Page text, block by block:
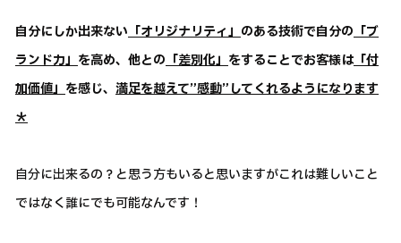
自分にしか出来ない 「オリジナリティ」 のある技術で自分の 「ブ
ランド力」 を高め、他との 「差別化」 をすることでお客様は「付
加価値」 を感じ、 満足を越えて”感動”してくれるようになります
＊
自分に出来るの？と思う方もいると思いますがこれは難しいこと
ではなく誰にでも可能なんです！